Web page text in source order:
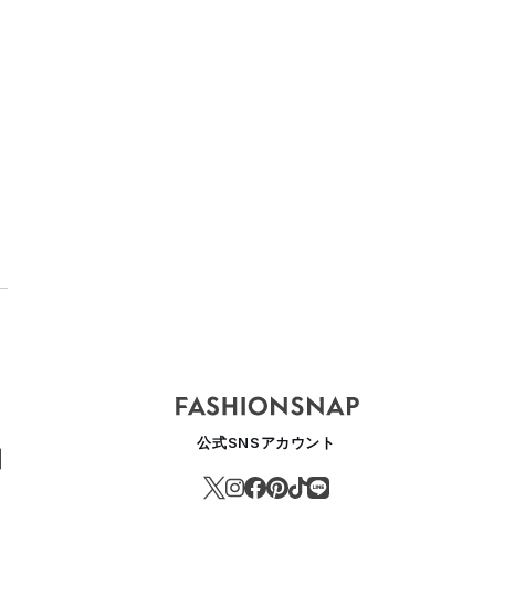
公式SNSアカウント